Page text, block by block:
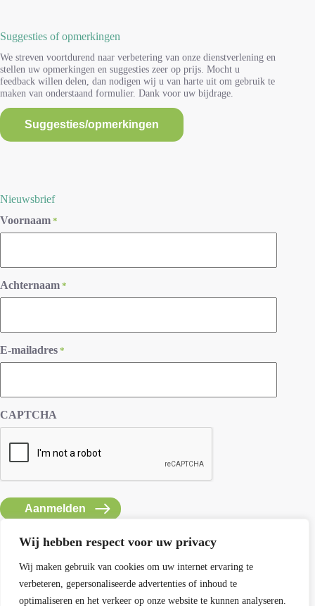
Wij hebben respect voor uw privacy
Wij maken gebruik van cookies om uw internet ervaring te
verbeteren, gepersonaliseerde advertenties of inhoud te
optimaliseren en het verkeer op onze website te kunnen analyseren.
Suggesties of opmerkingen
We streven voortdurend naar verbetering van onze dienstverlening en
stellen uw opmerkingen en suggesties zeer op prijs. Mocht u
feedback willen delen, dan nodigen wij u van harte uit om gebruik te
maken van onderstaand formulier. Dank voor uw bijdrage.
Suggesties/opmerkingen
Nieuwsbrief
Voornaam *
Achternaam *
E-mailadres *
CAPTCHA
Contact SEMH